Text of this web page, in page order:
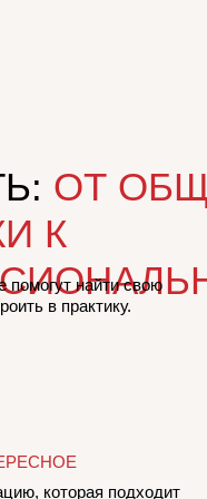
ОТ
К
которая подходит
помогут найти свою
в практику.